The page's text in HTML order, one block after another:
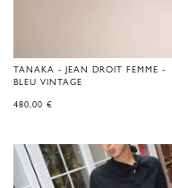
TANAKA - JEAN DROIT FEMME -
BLEU VINTAGE
480,00 €